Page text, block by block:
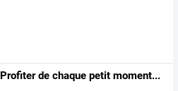
Profiter de chaque petit moment...